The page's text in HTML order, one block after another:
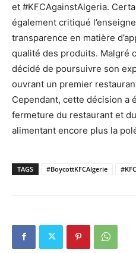
et #KFCAgainstAlgeria.
également critiqué
transparence en matière
qualité des produits. Malgré
décidé de poursuivre son
ouvrant un premier
Cependant, cette décision a
fermeture du restaurant et
alimentant encore plus la
TAGS #BoycottKFCAlgerie